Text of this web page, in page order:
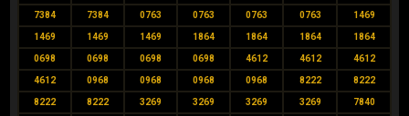
7384 7384 0763 0763 0763 0763 1469
1469 1469 1469 1864 1864 1864 1864
0698 0698 0698 0698 4612 4612 4612
4612 0968 0968 0968 0968 8222 8222
8222 8222 3269 3269 3269 3269 7840